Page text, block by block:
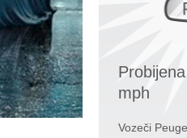
mph
Vozeči